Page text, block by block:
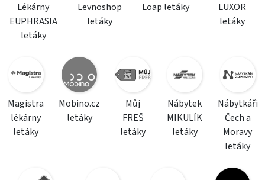
Lékárny
EUPHRASIA
letáky
Levnoshop
letáky
Loap letáky
LUXOR
letáky
Magistra
lékárny
letáky
Mobino.cz
letáky
Můj
FREŠ
letáky
Nábytek
MIKULÍK
letáky
Nábytkáři
Čech a
Moravy
letáky